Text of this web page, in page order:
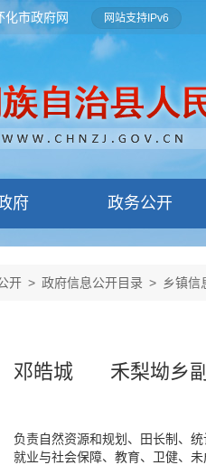
化市政府网 网站支持IPv6
府 政务公开
开 > 政府信息公开目录 > 乡镇信
邓皓城 禾梨坳乡
负责自然资源和规划、田长制、
就业与社会保障、教育、卫健、